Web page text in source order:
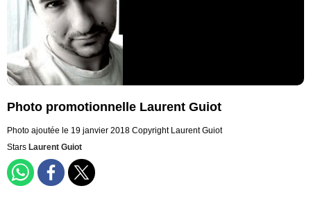
Photo promotionnelle Laurent Guiot
Photo ajoutée le 19 janvier 2018 Copyright Laurent Guiot
Stars Laurent Guiot